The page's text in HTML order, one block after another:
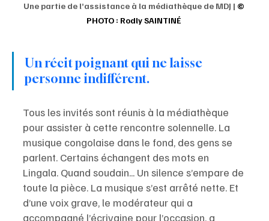
Une partie de l’assistance à la médiathèque de MDJ | ©
PHOTO : Rodly SAINTINÉ
Un récit poignant qui ne laisse
personne indifférent.
Tous les invités sont réunis à la médiathèque
pour assister à cette rencontre solennelle. La
musique congolaise dans le fond, des gens se
parlent. Certains échangent des mots en
Lingala. Quand soudain... Un silence s’empare de
toute la pièce. La musique s’est arrêté nette. Et
d’une voix grave, le modérateur qui a
accompagné l’écrivaine pour l’occasion, a